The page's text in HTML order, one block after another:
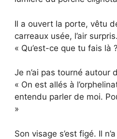
Il a ouvert la porte, vêtu
carreaux usée, l’air surpris.
« Qu’est-ce que tu fais là
Je n’ai pas tourné autour
« On est allés à
entendu parler de moi.
»
Son visage s’est figé. Il